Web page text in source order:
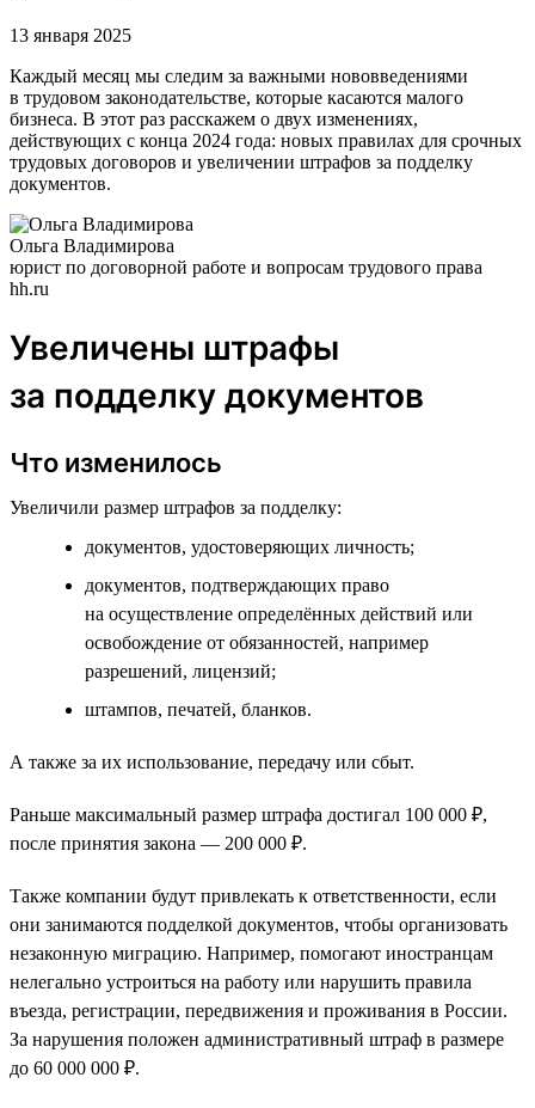
13 января 2025
Каждый месяц мы следим за важными нововведениями
в трудовом законодательстве, которые касаются малого
бизнеса. В этот раз расскажем о двух изменениях,
действующих с конца 2024 года: новых правилах для срочных
трудовых договоров и увеличении штрафов за подделку
документов.
Ольга Владимирова
юрист по договорной работе и вопросам трудового права
hh.ru
Увеличены штрафы
за подделку документов
Что изменилось
Увеличили размер штрафов за подделку:
документов, удостоверяющих личность;
документов, подтверждающих право
на осуществление определённых действий или
освобождение от обязанностей, например
разрешений, лицензий;
штампов, печатей, бланков.
А также за их использование, передачу или сбыт.
Раньше максимальный размер штрафа достигал 100 000 ₽,
после принятия закона — 200 000 ₽.
Также компании будут привлекать к ответственности, если
они занимаются подделкой документов, чтобы организовать
незаконную миграцию. Например, помогают иностранцам
нелегально устроиться на работу или нарушить правила
въезда, регистрации, передвижения и проживания в России.
За нарушения положен административный штраф в размере
до 60 000 000 ₽.